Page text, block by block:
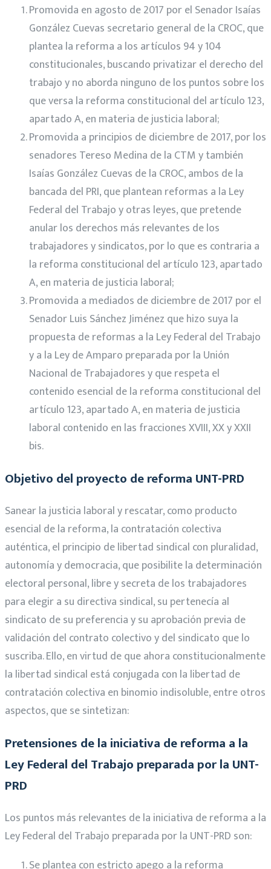
Promovida en agosto de 2017 por el Senador Isaías
González Cuevas secretario general de la CROC, que
plantea la reforma a los artículos 94 y 104
constitucionales, buscando privatizar el derecho del
trabajo y no aborda ninguno de los puntos sobre los
que versa la reforma constitucional del artículo 123,
apartado A, en materia de justicia laboral;
Promovida a principios de diciembre de 2017, por los
senadores Tereso Medina de la CTM y también
Isaías González Cuevas de la CROC, ambos de la
bancada del PRI, que plantean reformas a la Ley
Federal del Trabajo y otras leyes, que pretende
anular los derechos más relevantes de los
trabajadores y sindicatos, por lo que es contraria a
la reforma constitucional del artículo 123, apartado
A, en materia de justicia laboral;
Promovida a mediados de diciembre de 2017 por el
Senador Luis Sánchez Jiménez que hizo suya la
propuesta de reformas a la Ley Federal del Trabajo
y a la Ley de Amparo preparada por la Unión
Nacional de Trabajadores y que respeta el
contenido esencial de la reforma constitucional del
artículo 123, apartado A, en materia de justicia
laboral contenido en las fracciones XVIII, XX y XXII
bis.
Objetivo del proyecto de reforma UNT-PRD
Sanear la justicia laboral y rescatar, como producto
esencial de la reforma, la contratación colectiva
auténtica, el principio de libertad sindical con pluralidad,
autonomía y democracia, que posibilite la determinación
electoral personal, libre y secreta de los trabajadores
para elegir a su directiva sindical, su pertenecía al
sindicato de su preferencia y su aprobación previa de
validación del contrato colectivo y del sindicato que lo
suscriba. Ello, en virtud de que ahora constitucionalmente
la libertad sindical está conjugada con la libertad de
contratación colectiva en binomio indisoluble, entre otros
aspectos, que se sintetizan:
Pretensiones de la iniciativa de reforma a la
Ley Federal del Trabajo preparada por la UNT-
PRD
Los puntos más relevantes de la iniciativa de reforma a la
Ley Federal del Trabajo preparada por la UNT-PRD son:
Se plantea con estricto apego a la reforma